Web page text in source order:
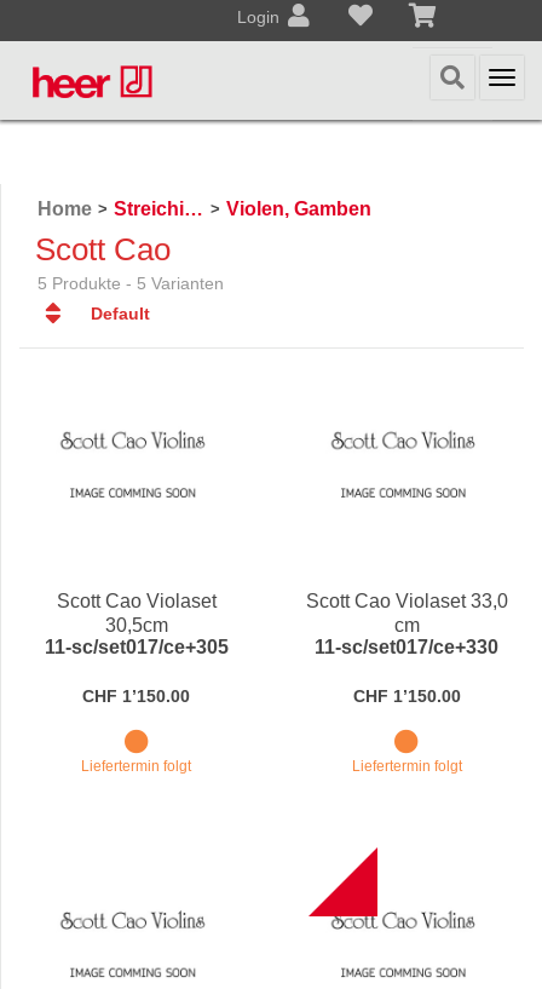
Login
Home > Streichinstrumente > Violen, Gamben
Scott Cao
5 Produkte - 5 Varianten
Default
Default
Name
Scott Cao Violaset
30,5cm
11-sc/set017/ce+305
CHF 1’150.00
Liefertermin folgt
Scott Cao Violaset 33,0
cm
11-sc/set017/ce+330
CHF 1’150.00
Liefertermin folgt